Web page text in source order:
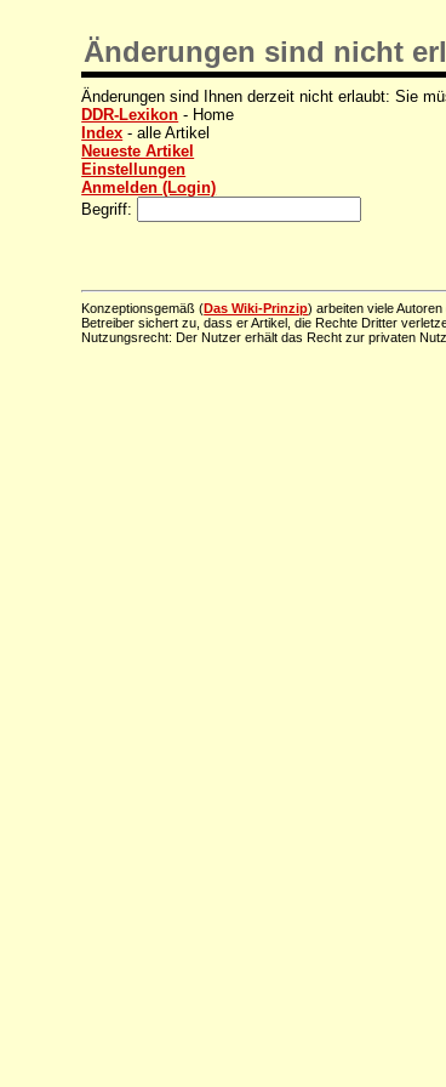
Änderungen sind nicht
Änderungen sind Ihnen derzeit nicht erlaubt: Sie
DDR-Lexikon - Home
Index - alle Artikel
Neueste Artikel
Einstellungen
Anmelden (Login)
Begriff:
Konzeptionsgemäß (Das Wiki-Prinzip) arbeiten viele
Betreiber sichert zu, dass er Artikel, die Rechte Dritter
Nutzungsrecht: Der Nutzer erhält das Recht zur privaten